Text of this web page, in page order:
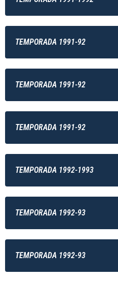
TEMPORADA 1991-92
TEMPORADA 1991-92
TEMPORADA 1991-92
TEMPORADA 1992-1993
TEMPORADA 1992-93
TEMPORADA 1992-93